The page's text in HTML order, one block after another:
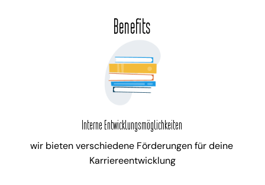
Benefits
Interne Entwicklungsmöglichkeiten
wir bieten verschiedene Förderungen für deine
Karriereentwicklung